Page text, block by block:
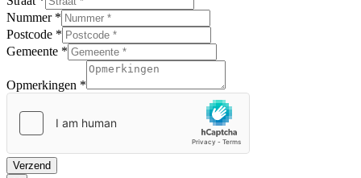
Nummer *
Postcode *
Gemeente *
Opmerkingen *
Verzend